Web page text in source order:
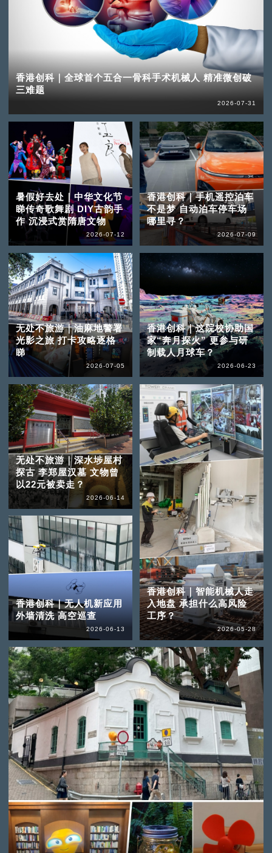
香港创科｜全球首个五合一骨科手术机械人 精准微创破
三难题
2026-07-31
暑假好去处｜中华文化节
睇传奇歌舞剧 DIY古韵手
作 沉浸式赏隋唐文物
2026-07-12
香港创科｜手机遥控泊车
不是梦 自动泊车停车场
哪里寻？
2026-07-09
无处不旅游｜油麻地警署
光影之旅 打卡攻略逐格
睇
2026-07-05
香港创科｜这院校协助国
家“奔月探火” 更参与研
制载人月球车？
2026-06-23
无处不旅游｜深水埗屋村
探古 李郑屋汉墓 文物曾
以22元被卖走？
2026-06-14
香港创科｜无人机新应用
外墙清洗 高空巡查
2026-06-13
香港创科｜智能机械人走
入地盘 承担什么高风险
工序？
2026-05-28